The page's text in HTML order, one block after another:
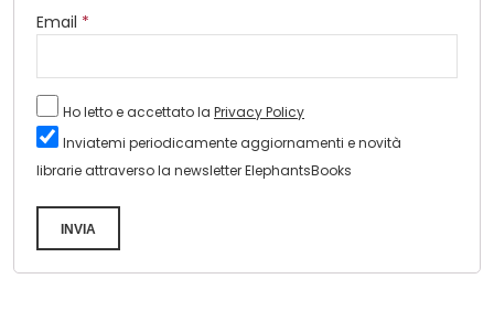
Email *
Ho letto e accettato la Privacy Policy
Inviatemi periodicamente aggiornamenti e novità
librarie attraverso la newsletter ElephantsBooks
INVIA